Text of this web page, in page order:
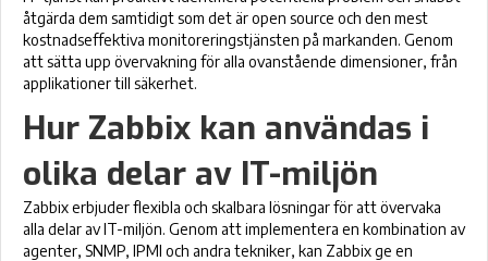
åtgärda dem samtidigt som det är open source och den mest
kostnadseffektiva monitoreringstjänsten på markanden. Genom
att sätta upp övervakning för alla ovanstående dimensioner, från
applikationer till säkerhet.
Hur Zabbix kan användas i
olika delar av IT-miljön
Zabbix erbjuder flexibla och skalbara lösningar för att övervaka
alla delar av IT-miljön. Genom att implementera en kombination av
agenter, SNMP, IPMI och andra tekniker, kan Zabbix ge en